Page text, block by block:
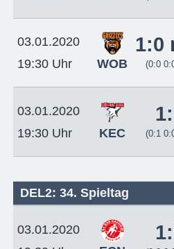
03.01.2020
19:30 Uhr
WOB
1:0
(0:0
03.01.2020
19:30 Uhr
KEC (0:1
DEL2: 34. Spieltag
03.01.2020